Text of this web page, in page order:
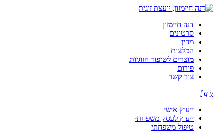
דנה חיימזון
סרטונים
מגזין
המלצות
מוצרים לשיפור הזוגיות
פורום
צור קשר
f g y
ייעוץ אישי
ייעוץ לעסק משפחתי
טיפול משפחתי